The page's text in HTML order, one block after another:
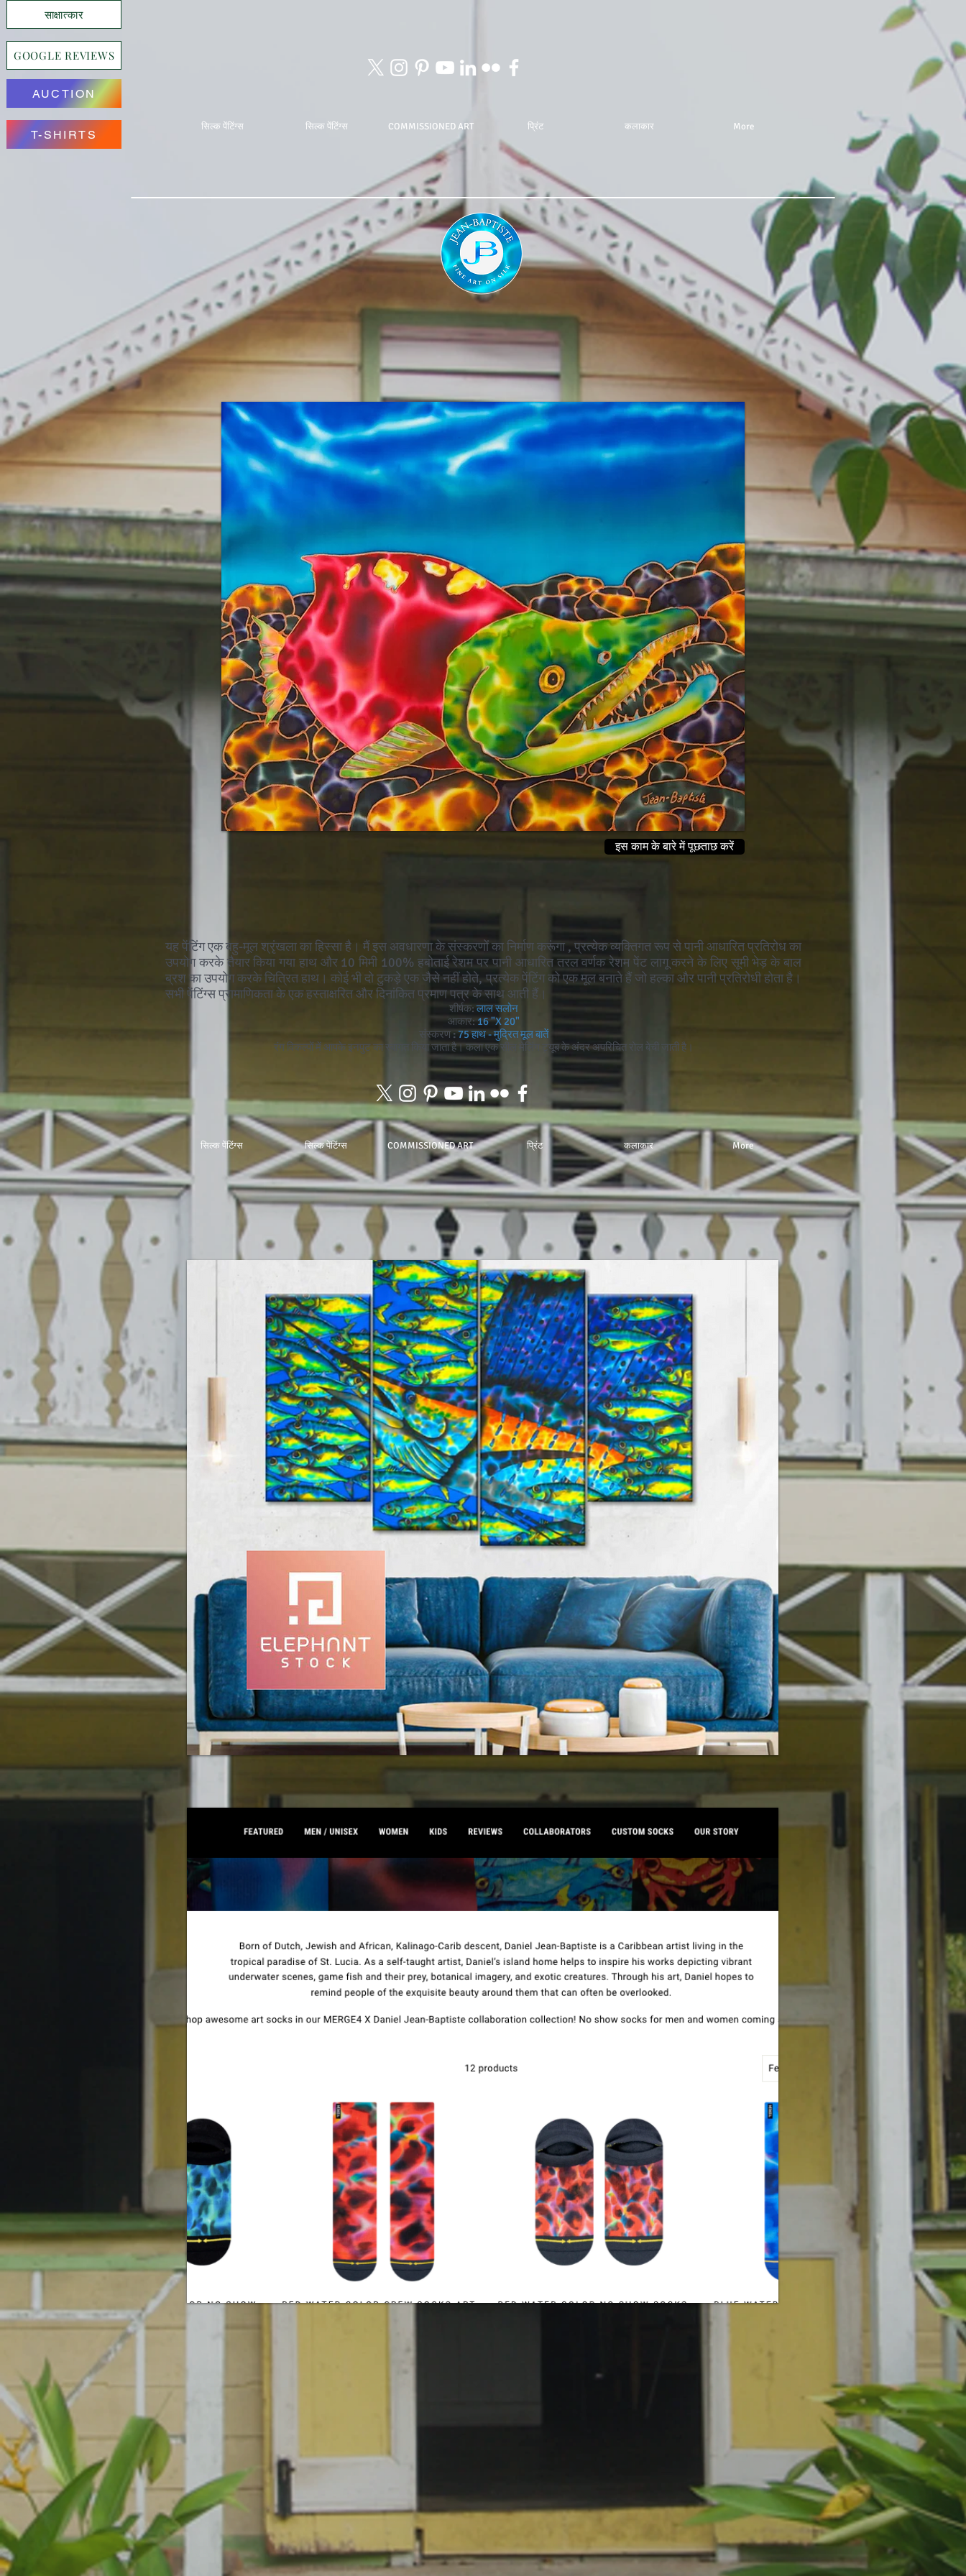
साक्षात्कार
GOOGLE REVIEWS
AUCTION
T-SHIRTS
सिल्क पेंटिंग्स सिल्क पेंटिंग्स COMMISSIONED ART प्रिंट कलाकार More
इस काम के बारे में पूछताछ करें
यह पेंटिंग एक बहु-मूल श्रृंखला का हिस्सा है। मैंइस अवधारणा के संस्करणों कानिर्माण करूंगा , प्रत्येक व्यक्तिगत रूप से पानी आधारित प्रतिरोध का
उपयोग करके तैयार किया गया हाथ और 10 मिमी 100% हबोताई रेशम पर पानी आधारित तरल वर्णक रेशम पेंट लागू करने के लिए सूमी भेड़ के बाल
ब्रश का उपयोग करके चित्रित हाथ। कोई भी दो टुकड़े एक जैसे नहीं होते, प्रत्येक पेंटिंग को एक मूल बनाते हैं जो हल्का और पानी प्रतिरोधी होता है।
सभी पेंटिंग्स प्रामाणिकता के एक हस्ताक्षरित और दिनांकित प्रमाण पत्र के साथ आती हैं।
शीर्षक:लाल सलोन
आकार: 16 "X 20"
संस्करण:75 हाथ - मुद्रित मूल बातें
रंग विकल्पों में आपके इनपुट का स्वागत किया जाता है। कला एक सील मेलिंग ट्यूब के अंदर अपरिचित रोल बेची जाती है।
सिल्क पेंटिंग्स सिल्क पेंटिंग्स COMMISSIONED ART प्रिंट कलाकार More